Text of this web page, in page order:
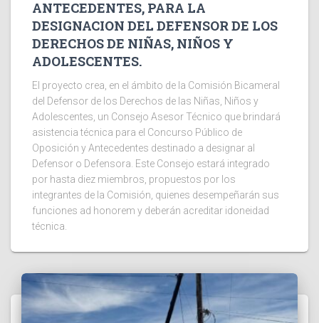
ANTECEDENTES, PARA LA
DESIGNACION DEL DEFENSOR DE LOS
DERECHOS DE NIÑAS, NIÑOS Y
ADOLESCENTES.
El proyecto crea, en el ámbito de la Comisión Bicameral
del Defensor de los Derechos de las Niñas, Niños y
Adolescentes, un Consejo Asesor Técnico que brindará
asistencia técnica para el Concurso Público de
Oposición y Antecedentes destinado a designar al
Defensor o Defensora. Este Consejo estará integrado
por hasta diez miembros, propuestos por los
integrantes de la Comisión, quienes desempeñarán sus
funciones ad honorem y deberán acreditar idoneidad
técnica.